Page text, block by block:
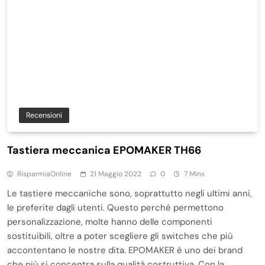
Recensioni
Tastiera meccanica EPOMAKER TH66
RisparmiaOnline 21 Maggio 2022 0 7 Mins
Le tastiere meccaniche sono, soprattutto negli ultimi anni,
le preferite dagli utenti. Questo perché permettono
personalizzazione, molte hanno delle componenti
sostituibili, oltre a poter scegliere gli switches che più
accontentano le nostre dita. EPOMAKER è uno dei brand